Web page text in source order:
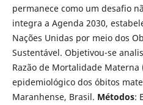
permanece como um desafio
integra a Agenda 2030,
Nações Unidas por meio dos
Sustentável. Objetivou-se
Razão de Mortalidade Materna
epidemiológico dos óbitos
Maranhense, Brasil. Métodos: